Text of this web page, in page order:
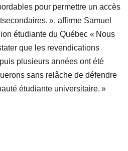
pour permettre un accès
», affirme Samuel
étudiante du Québec « Nous
que les revendications
plusieurs années ont été
sans relâche de défendre
étudiante universitaire. »